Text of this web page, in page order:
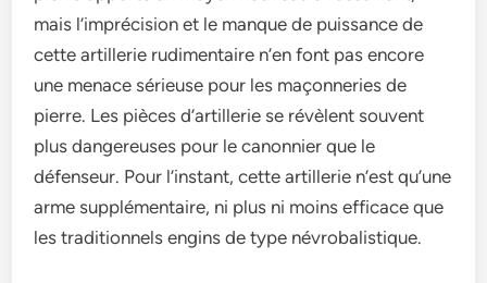
mais l’imprécision et le manque de puissance de
cette artillerie rudimentaire n’en font pas encore
une menace sérieuse pour les maçonneries de
pierre. Les pièces d’artillerie se révèlent souvent
plus dangereuses pour le canonnier que le
défenseur. Pour l’instant, cette artillerie n’est qu’une
arme supplémentaire, ni plus ni moins efficace que
les traditionnels engins de type névrobalistique.